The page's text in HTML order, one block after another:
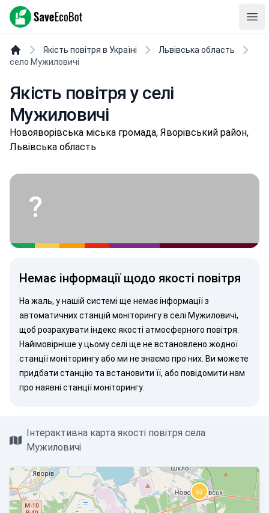
SaveEcoBot
Якість повітря в Україні
Львівська область
село Мужиловичі
Якість повітря у селі
Мужиловичі
Нoвoявopівськa міська громада, Яворівський район,
Львівська область
?
Немає інформації щодо якості повітря
На жаль, у нашій системі ще немає інформації з
автоматичних станцій моніторингу в селі Мужиловичі,
щоб розрахувати індекс якості атмосферного повітря.
Найімовірніше у цьому селі ще не встановлено жодної
станції моніторингу або ми не знаємо про них. Ви можете
придбати станцію та встановити її, або повідомити нам
про наявні станції моніторингу.
Інтерактивна карта якості повітря села
Мужиловичі